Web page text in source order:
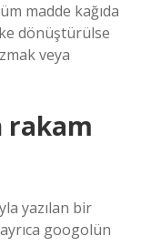
madde kağıda
dönüştürülse
veya
rakam
yazılan bir
googolün